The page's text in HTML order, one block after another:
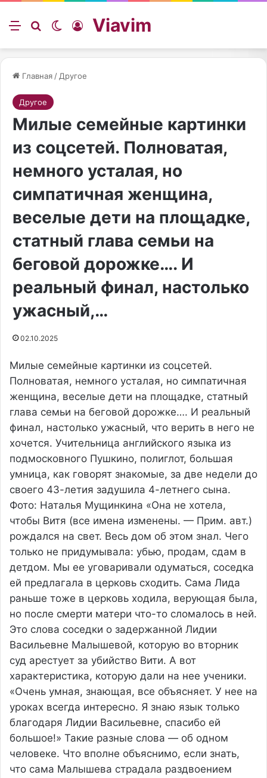
Меню ИскатьSwitch skin
Войти
Viavim
Главная / Другое
Другое
Милые семейные картинки
из соцсетей. Полноватая,
немного усталая, но
симпатичная женщина,
веселые дети на площадке,
статный глава семьи на
беговой дорожке…. И
реальный финал, настолько
ужасный,…
02.10.2025
Милые семейные картинки из соцсетей.
Полноватая, немного усталая, но симпатичная
женщина, веселые дети на площадке, статный
глава семьи на беговой дорожке…. И реальный
финал, настолько ужасный, что верить в него не
хочется. Учительница английского языка из
подмосковного Пушкино, полиглот, большая
умница, как говорят знакомые, за две недели до
своего 43-летия задушила 4-летнего сына.
Фото: Наталья Мущинкина «Она не хотела,
чтобы Витя (все имена изменены. — Прим. авт.)
рождался на свет. Весь дом об этом знал. Чего
только не придумывала: убью, продам, сдам в
детдом. Мы ее уговаривали одуматься, соседка
ей предлагала в церковь сходить. Сама Лида
раньше тоже в церковь ходила, верующая была,
но после смерти матери что-то сломалось в ней.
Это слова соседки о задержанной Лидии
Васильевне Малышевой, которую во вторник
суд арестует за убийство Вити. А вот
характеристика, которую дали на нее ученики.
«Очень умная, знающая, все объясняет. У нее на
уроках всегда интересно. Я знаю язык только
благодаря Лидии Васильевне, спасибо ей
большое!» Такие разные слова — об одном
человеке. Что вполне объяснимо, если знать,
что сама Малышева страдала раздвоением